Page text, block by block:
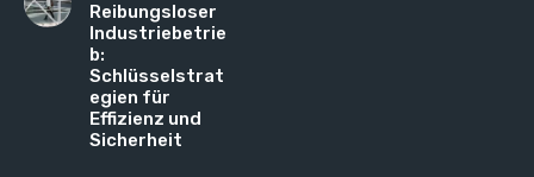
Reibungsloser
Industriebetrie
b:
Schlüsselstrat
egien für
Effizienz und
Sicherheit